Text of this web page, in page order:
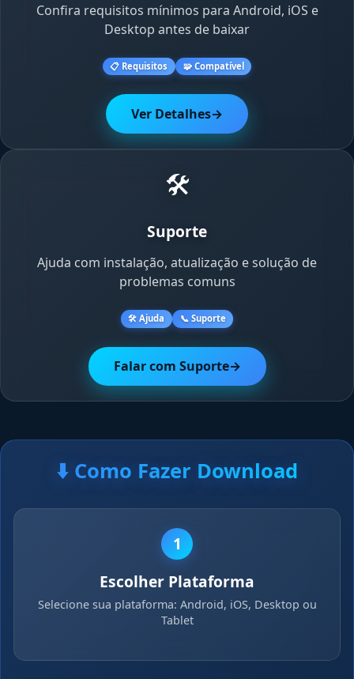
Confira requisitos mínimos para Android, iOS e
Desktop antes de baixar
📋 Requisitos 🧩 Compatível
Ver Detalhes→
🛠️
Suporte
Ajuda com instalação, atualização e solução de
problemas comuns
🛠️ Ajuda 📞 Suporte
Falar com Suporte→
⬇️ Como Fazer Download
1
Escolher Plataforma
Selecione sua plataforma: Android, iOS, Desktop ou
Tablet